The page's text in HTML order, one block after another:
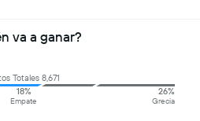
va a ganar?
Totales 8,671
18%
Empate
26%
Grecia